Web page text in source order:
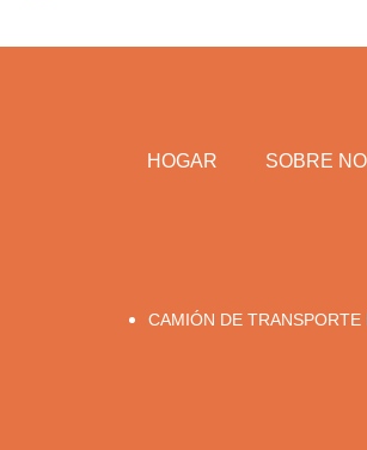
HOGAR SOBRE
CAMIÓN DE TRANSPORTE